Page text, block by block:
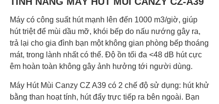
Máy có công suất hút mạnh lên đến 1000 m3/giờ, giúp
hút triệt để mùi dầu mỡ, khói bếp do nấu nướng gây ra,
trả lại cho gia đình bạn một không gian phòng bếp thoáng
mát, trong lành nhất có thể. Độ ồn tối đa <48 dB hút cực
êm hoàn toàn không gây ảnh hưởng tới người dùng.
Máy Hút Mùi Canzy CZ A39 có 2 chế độ sử dụng: hút khử
bằng than hoạt tính, hút đẩy trực tiếp ra bên ngoài. Bạn